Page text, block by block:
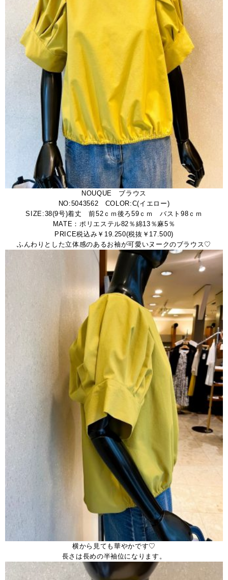
NOUQUE ブラウス
NO:5043562 COLOR:C(イエロー)
SIZE:38(9号)着丈 前52ｃｍ後ろ59ｃｍ バスト98ｃｍ
MATE：ポリエステル82％綿13％麻5％
PRICE税込み￥19.250(税抜￥17.500)
ふんわりとした立体感のあるお袖が可愛いヌークのブラウス♡
横から見ても華やかです♡
長さは長めの半袖位になります。